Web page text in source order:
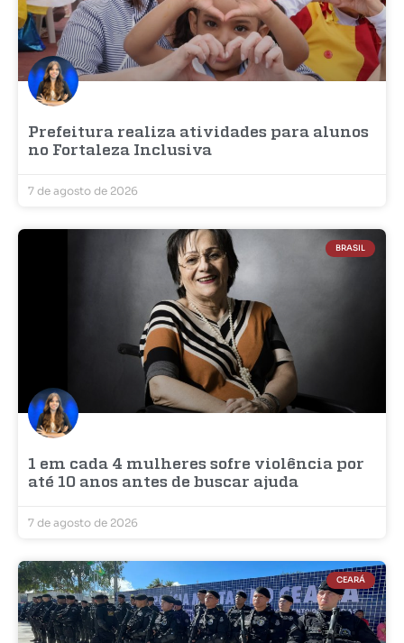
Prefeitura realiza atividades para alunos
no Fortaleza Inclusiva
7 de agosto de 2026
BRASIL
1 em cada 4 mulheres sofre violência por
até 10 anos antes de buscar ajuda
7 de agosto de 2026
CEARÁ